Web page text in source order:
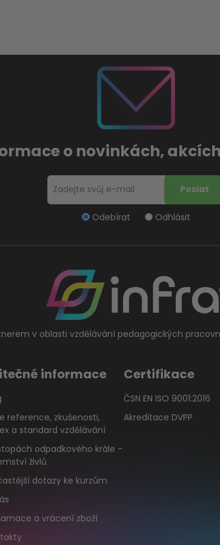
o novinkách,
Odebírat Odhlásit
v oblasti vzdělávání pedagogických
informace
reference, zkušenosti,
a standard vzdělávání
odpadkového krále -
živlů
dotazy ke kurzům
a vrácení zboží
Certifikace
ČSN EN ISO 9001:2016
Akreditace DVPP